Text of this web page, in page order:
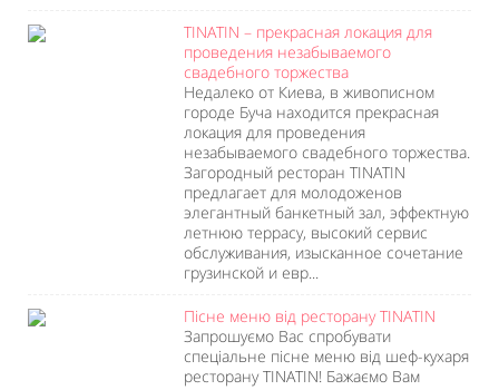
TINATIN – прекрасная локация для
проведения незабываемого
свадебного торжества
Недалеко от Киева, в живописном
городе Буча находится прекрасная
локация для проведения
незабываемого свадебного торжества.
Загородный ресторан TINATIN
предлагает для молодоженов
элегантный банкетный зал, эффектную
летнюю террасу, высокий сервис
обслуживания, изысканное сочетание
грузинской и евр...
Пісне меню від ресторану TINATIN
Запрошуємо Вас спробувати
спеціальне пісне меню від шеф-кухаря
ресторану TINATIN! Бажаємо Вам